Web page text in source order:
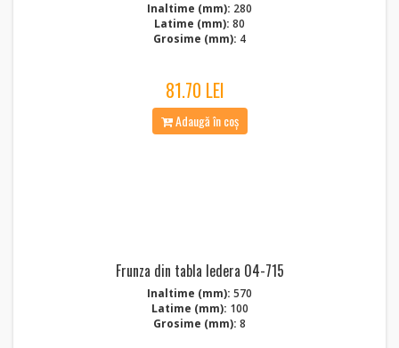
Inaltime (mm): 280
Latime (mm): 80
Grosime (mm): 4
81.70 LEI
Adaugă în coș
Frunza din tabla Iedera 04-715
Inaltime (mm): 570
Latime (mm): 100
Grosime (mm): 8